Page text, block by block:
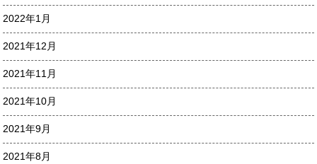
2022年1月
2021年12月
2021年11月
2021年10月
2021年9月
2021年8月